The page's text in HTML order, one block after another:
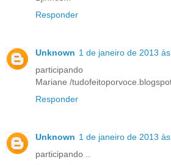
Responder
Unknown 1 de janeiro de 2013
participando
Mariane /
Responder
Unknown 1 de janeiro de 2013
participando ..